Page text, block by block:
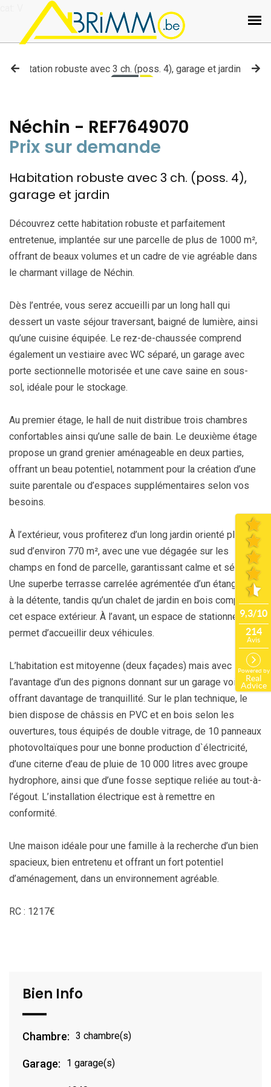
Néchin - REF7649070
Prix sur demande
Habitation robuste avec 3 ch. (poss. 4),
garage et jardin
Découvrez cette habitation robuste et parfaitement
entretenue, implantée sur une parcelle de plus de 1000 m²,
offrant de beaux volumes et un cadre de vie agréable dans
le charmant village de Néchin.
Dès l’entrée, vous serez accueilli par un long hall qui
dessert un vaste séjour traversant, baigné de lumière, ainsi
qu’une cuisine équipée. Le rez-de-chaussée comprend
également un vestiaire avec WC séparé, un garage avec
porte sectionnelle motorisée et une cave saine en sous-
sol, idéale pour le stockage.
Au premier étage, le hall de nuit distribue trois chambres
confortables ainsi qu’une salle de bain. Le deuxième étage
propose un grand grenier aménageable en deux parties,
offrant un beau potentiel, notamment pour la création d’une
suite parentale ou d’espaces supplémentaires selon vos
besoins.
À l’extérieur, vous profiterez d’un long jardin orienté plein
sud d’environ 770 m², avec une vue dégagée sur les
champs en fond de parcelle, garantissant calme et sérénité.
Une superbe terrasse carrelée agrémentée d’un étang invite
à la détente, tandis qu’un chalet de jardin en bois complète
cet espace extérieur. À l’avant, un espace de stationnement
permet d’accueillir deux véhicules.
L’habitation est mitoyenne (deux façades) mais avec
l’avantage d’un des pignons donnant sur un garage voisin,
offrant davantage de tranquillité. Sur le plan technique, le
bien dispose de châssis en PVC et en bois selon les
ouvertures, tous équipés de double vitrage, de 10 panneaux
photovoltaïques pour une bonne production d`électricité,
d’une citerne d’eau de pluie de 10 000 litres avec groupe
hydrophore, ainsi que d’une fosse septique reliée au tout-à-
l’égout. L’installation électrique est à remettre en
conformité.
Une maison idéale pour une famille à la recherche d’un bien
spacieux, bien entretenu et offrant un fort potentiel
d’aménagement, dans un environnement agréable.
RC : 1217€
Bien Info
Chambre: 3 chambre(s)
Garage: 1 garage(s)